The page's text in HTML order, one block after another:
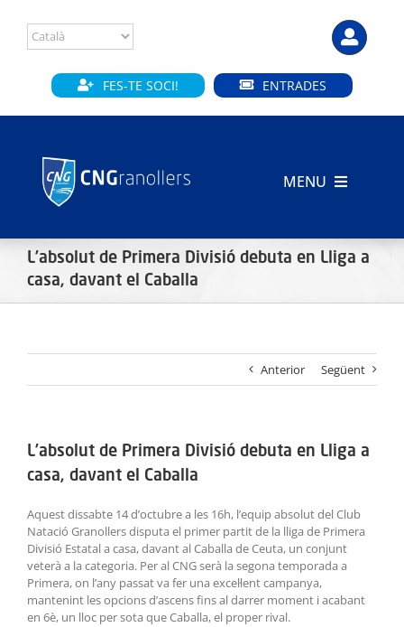
content
FES-TE SOCI! ENTRADES
MENU
CLUB
INFANTS
BLOG
EMPRESES
L’absolut de Primera Divisió debuta en Lliga a
casa, davant el Caballa
Anterior Següent
L’absolut de Primera Divisió debuta en Lliga a
casa, davant el Caballa
Aquest dissabte 14 d’octubre a les 16h, l’equip absolut del Club
Natació Granollers disputa el primer partit de la lliga de Primera
Divisió Estatal a casa, davant al Caballa de Ceuta, un conjunt
veterà a la categoria. Per al CNG serà la segona temporada a
Primera, on l’any passat va fer una excel·lent campanya,
mantenint les opcions d’ascens fins al darrer moment i acabant
en 6è, un lloc per sota que Caballa, el proper rival.